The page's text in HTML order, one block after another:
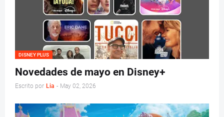
DISNEY PLUS
Novedades de mayo en Disney+
Escrito por Lia - May 02, 2026